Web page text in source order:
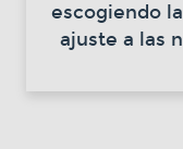
escogiendo
ajuste a las